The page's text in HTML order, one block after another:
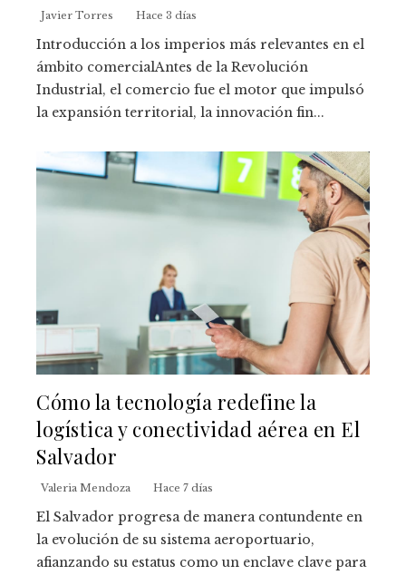
Javier Torres Hace 3 días
Introducción a los imperios más relevantes en el
ámbito comercialAntes de la Revolución
Industrial, el comercio fue el motor que impulsó
la expansión territorial, la innovación fin...
Cómo la tecnología redefine la
logística y conectividad aérea en El
Salvador
Valeria Mendoza Hace 7 días
El Salvador progresa de manera contundente en
la evolución de su sistema aeroportuario,
afianzando su estatus como un enclave clave para